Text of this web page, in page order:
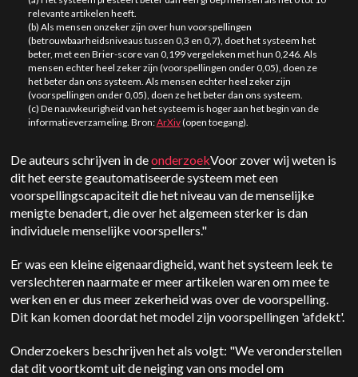
relevante artikelen heeft.
(b) Als mensen onzeker zijn over hun voorspellingen
(betrouwbaarheidsniveaus tussen 0,3 en 0,7), doet het systeem het
beter, met een Brier-score van 0,199 vergeleken met hun 0,246. Als
mensen echter heel zeker zijn (voorspellingen onder 0,05), doen ze
het beter dan ons systeem. Als mensen echter heel zeker zijn
(voorspellingen onder 0,05), doen ze het beter dan ons systeem.
(c) De nauwkeurigheid van het systeem is hoger aan het begin van de
informatieverzameling. Bron:ArXiv(open toegang).
De auteurs schrijven in deonderzoekVoor zover wij weten is
dit het eerste geautomatiseerde systeem met een
voorspellingscapaciteit die het niveau van de menselijke
menigte benadert, die over het algemeen sterker is dan
individuele menselijke voorspellers."
Er was een kleine eigenaardigheid, want het systeem leek te
verslechteren naarmate er meer artikelen waren om mee te
werken en er dus meer zekerheid was over de voorspelling.
Dit kan komen doordat het model zijn voorspellingen 'afdekt'.
Onderzoekers beschrijven het als volgt: "We veronderstellen
dat dit voortkomt uit de neiging van ons model om